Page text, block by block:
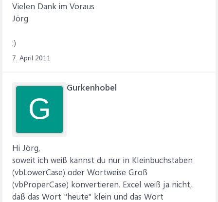
Vielen Dank im Voraus
Jörg
:)
7. April 2011
G
Gurkenhobel
Hi Jörg,
soweit ich weiß kannst du nur in Kleinbuchstaben
(vbLowerCase) oder Wortweise Groß
(vbProperCase) konvertieren. Excel weiß ja nicht,
daß das Wort "heute" klein und das Wort